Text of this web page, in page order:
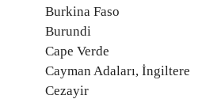
Burkina Faso
Burundi
Cape Verde
Cayman Adaları, İngiltere
Cezayir